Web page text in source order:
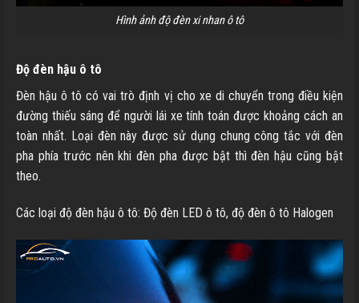
Hình ảnh độ đèn xi nhan ô tô
Độ đèn hậu ô tô
Đèn hậu ô tô có vai trò định vị cho xe di chuyển trong điều kiện
đường thiếu sáng để người lái xe tính toán được khoảng cách an
toàn nhất. Loại đèn này được sử dụng chung công tắc với đèn
pha phía trước nên khi đèn pha được bật thì đèn hậu cũng bật
theo.
Các loại độ đèn hậu ô tô: Độ đèn LED ô tô, độ đèn ô tô Halogen